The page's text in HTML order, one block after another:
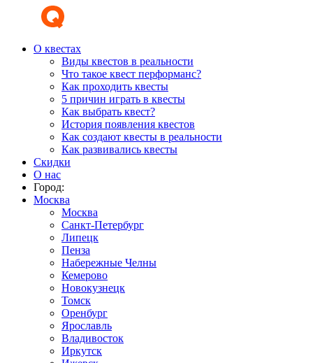
О квестах
Виды квестов в реальности
Что такое квест перформанс?
Как проходить квесты
5 причин играть в квесты
Как выбрать квест?
История появления квестов
Как создают квесты в реальности
Как развивались квесты
Скидки
О нас
Город:
Москва
Москва
Санкт-Петербург
Липецк
Пенза
Набережные Челны
Кемерово
Новокузнецк
Томск
Оренбург
Ярославль
Владивосток
Иркутск